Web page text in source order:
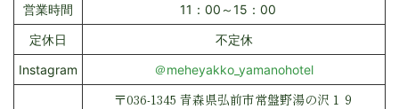
営業時間
11：00～15：00
定休日
不定休
Instagram
＠meheyakko_yamanohotel
〒036-1345 青森県弘前市常盤野湯の沢１９